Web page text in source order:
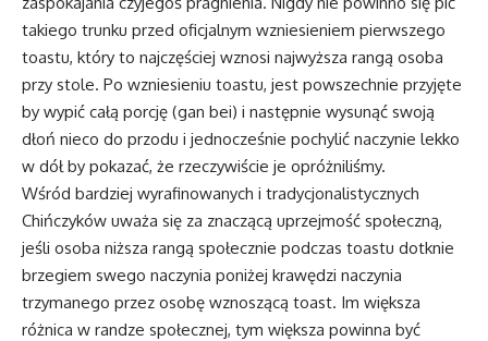
takiego trunku przed oficjalnym wzniesieniem pierwszego
toastu, który to najczęściej wznosi najwyższa rangą osoba
przy stole. Po wzniesieniu toastu, jest powszechnie przyjęte
by wypić całą porcję (gan bei) i następnie wysunąć swoją
dłoń nieco do przodu i jednocześnie pochylić naczynie lekko
w dół by pokazać, że rzeczywiście je opróżniliśmy.
Wśród bardziej wyrafinowanych i tradycjonalistycznych
Chińczyków uważa się za znaczącą uprzejmość społeczną,
jeśli osoba niższa rangą społecznie podczas toastu dotknie
brzegiem swego naczynia poniżej krawędzi naczynia
trzymanego przez osobę wznoszącą toast. Im większa
różnica w randze społecznej, tym większa powinna być